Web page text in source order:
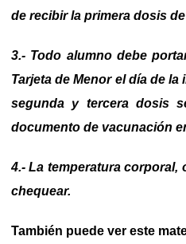
de recibir la primera dosis
3.- Todo alumno debe
Tarjeta de Menor el día de
segunda y tercera dosis
documento de vacunación
4.- La temperatura
chequear.
También puede ver este